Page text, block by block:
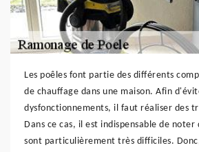
Les poêles font partie des différents
de chauffage dans une maison. Afin
dysfonctionnements, il faut réaliser des
Dans ce cas, il est indispensable de noter
sont particulièrement très difficiles.